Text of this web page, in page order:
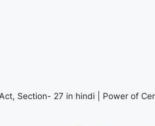
MV Act, Section- 27 in hindi | Power of